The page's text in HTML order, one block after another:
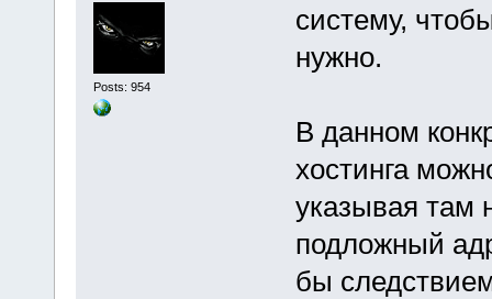
Posts: 954
систему,
нужно.
В данном
хостинга
указывая там
подложный
бы